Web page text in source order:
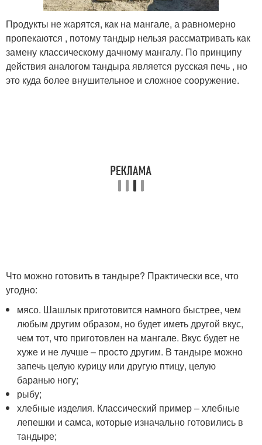
Продукты не жарятся, как на мангале, а равномерно
пропекаются , потому тандыр нельзя рассматривать как
замену классическому дачному мангалу. По принципу
действия аналогом тандыра является русская печь , но
это куда более внушительное и сложное сооружение.
Что можно готовить в тандыре? Практически все, что
угодно:
мясо. Шашлык приготовится намного быстрее, чем
любым другим образом, но будет иметь другой вкус,
чем тот, что приготовлен на мангале. Вкус будет не
хуже и не лучше – просто другим. В тандыре можно
запечь целую курицу или другую птицу, целую
баранью ногу;
рыбу;
хлебные изделия. Классический пример – хлебные
лепешки и самса, которые изначально готовились в
тандыре;